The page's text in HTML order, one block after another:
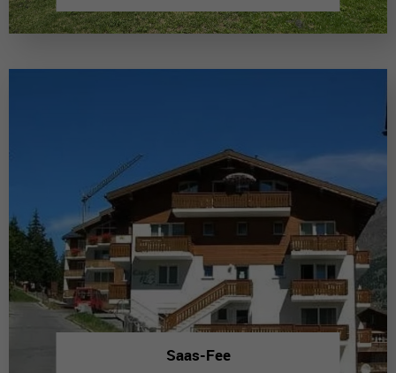
Saas-Fee